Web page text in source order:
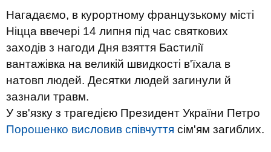
Нагадаємо, в курортному французькому місті
Ніцца ввечері 14 липня під час святкових
заходів з нагоди Дня взяття Бастилії
вантажівка на великій швидкості в'їхала в
натовп людей. Десятки людей загинули й
зазнали травм.
У зв'язку з трагедією Президент України Петро
Порошенко висловив співчуття сім'ям загиблих.